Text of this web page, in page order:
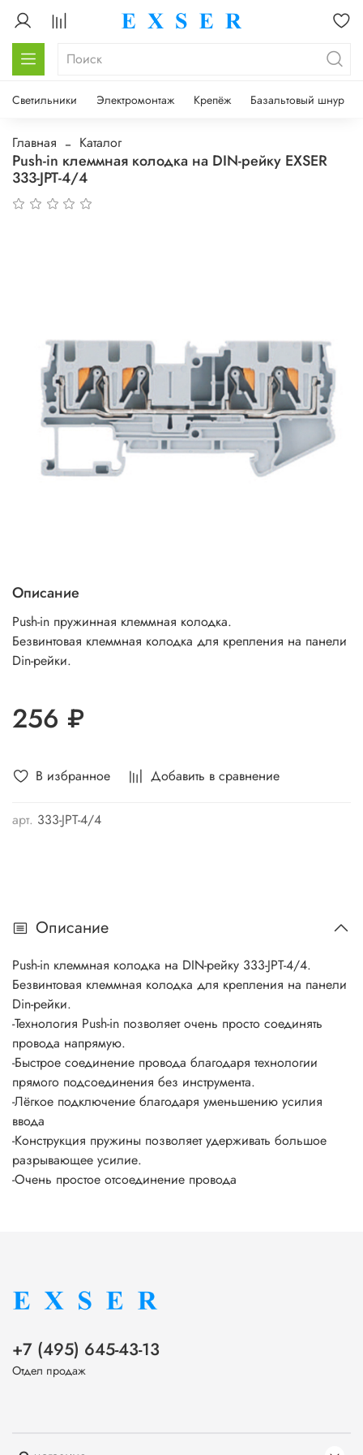
Светильники Электромонтаж Крепёж Базальтовый шнур
Главная Каталог
Push-in клеммная колодка на DIN-рейку EXSER
333-JPT-4/4
В избранное Добавить в сравнение
арт. 333-JPT-4/4
Описание
Push-in пружинная клеммная колодка.
Безвинтовая клеммная колодка для крепления на панели
Din-рейки.
256 ₽
Описание
Push-in клеммная колодка на DIN-рейку 333-JPT-4/4.
Безвинтовая клеммная колодка для крепления на панели
Din-рейки.
-Технология Push-in позволяет очень просто соединять
провода напрямую.
-Быстрое соединение провода благодаря технологии
прямого подсоединения без инструмента.
-Лёгкое подключение благодаря уменьшению усилия
ввода
-Конструкция пружины позволяет удерживать большое
разрывающее усилие.
-Очень простое отсоединение провода
+7 (495) 645-43-13
Отдел продаж